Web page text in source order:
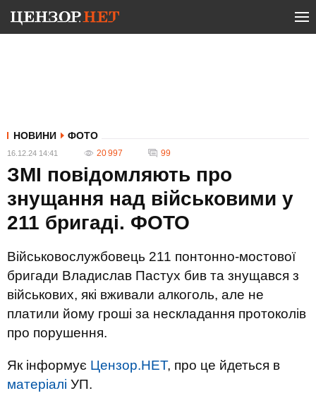
НОВИНИ ФОТО
16.12.24 14:41 20 997 99
ЗМІ повідомляють про
знущання над військовими у
211 бригаді. ФОТО
Військовослужбовець 211 понтонно-мостової
бригади Владислав Пастух бив та знущався з
військових, які вживали алкоголь, але не
платили йому гроші за нескладання протоколів
про порушення.
Як інформує Цензор.НЕТ, про це йдеться в
матеріалі УП.